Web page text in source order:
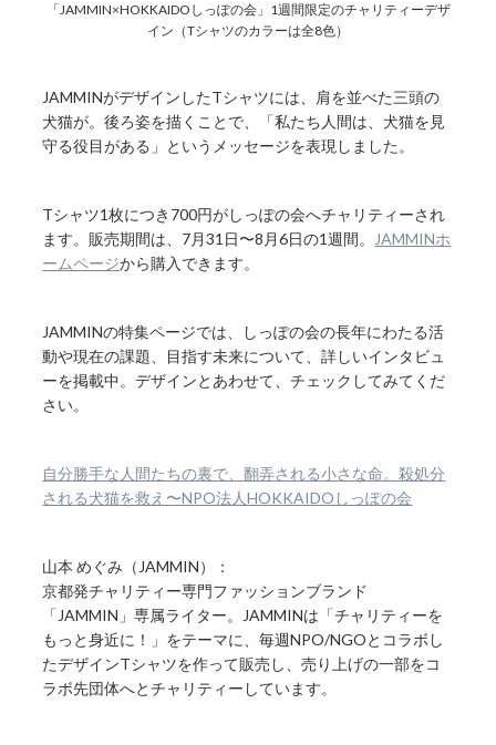
「JAMMIN×HOKKAIDOしっぽの会」1週間限定のチャリティーデザ
イン（Tシャツのカラーは全8色）
JAMMINがデザインしたTシャツには、肩を並べた三頭の
犬猫が。後ろ姿を描くことで、「私たち人間は、犬猫を見
守る役目がある」というメッセージを表現しました。
Tシャツ1枚につき700円がしっぽの会へチャリティーされ
ます。販売期間は、7月31日〜8月6日の1週間。
JAMMINホ
ームページから購入できます。
JAMMINの特集ページでは、しっぽの会の長年にわたる活
動や現在の課題、目指す未来について、詳しいインタビュ
ーを掲載中。デザインとあわせて、チェックしてみてくだ
さい。
自分勝手な人間たちの裏で、翻弄される小さな命。殺処分
される犬猫を救え〜NPO法人HOKKAIDOしっぽの会
山本 めぐみ（JAMMIN）：
京都発チャリティー専門ファッションブランド
「JAMMIN」専属ライター。JAMMINは「チャリティーを
もっと身近に！」をテーマに、毎週NPO/NGOとコラボし
たデザインTシャツを作って販売し、売り上げの一部をコ
ラボ先団体へとチャリティーしています。